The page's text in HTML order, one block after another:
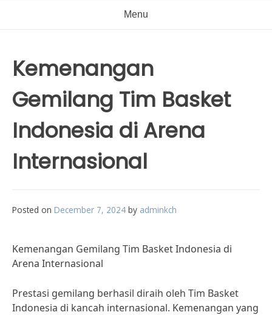
Menu
Kemenangan
Gemilang Tim Basket
Indonesia di Arena
Internasional
Posted on December 7, 2024 by adminkch
Kemenangan Gemilang Tim Basket Indonesia di
Arena Internasional
Prestasi gemilang berhasil diraih oleh Tim Basket
Indonesia di kancah internasional. Kemenangan yang